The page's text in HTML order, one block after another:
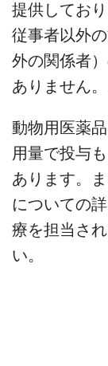
提供してお
従事者以外
外の関係者
ありません
動物用医薬
用量で投与
あります。
についての
療を担当さ
い。